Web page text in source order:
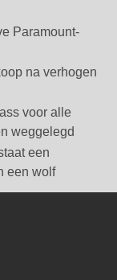
Paramount-
na verhogen
voor alle
weggelegd
een
een wolf